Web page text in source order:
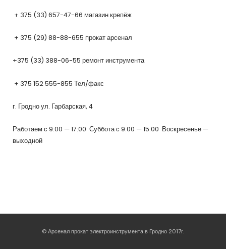
+ 375 (33) 657-47-66 магазин крепёж
+ 375 (29) 88-88-655 прокат арсенал
+375 (33) 388-06-55 ремонт инструмента
+ 375 152 555-855 Тел/факс
г. Гродно ул. Гарбарская, 4
Работаем с 9:00 — 17:00 Суббота с 9:00 — 15:00 Воскресенье —
выходной
© Арсенал прокат электроинструмента в Гродно 2017г.